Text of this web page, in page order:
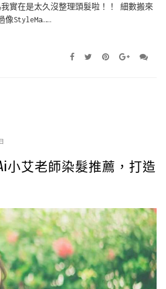
實在是太久沒整理頭髮啦！！ 細數搬來
像StyleMa……
小艾老師染髮推薦，打造